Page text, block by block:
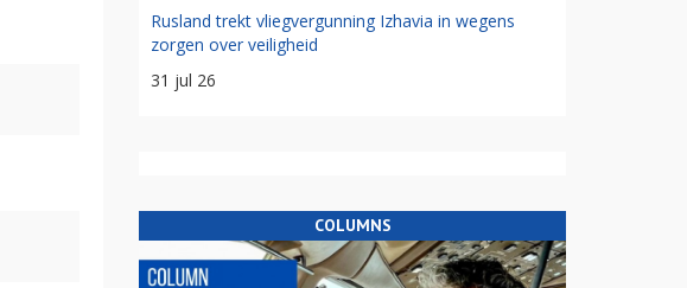
Rusland trekt vliegvergunning Izhavia in wegens
zorgen over veiligheid
31 jul 26
COLUMNS